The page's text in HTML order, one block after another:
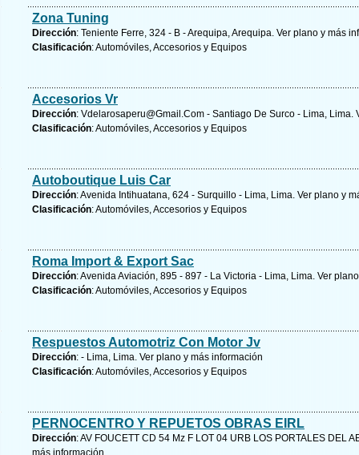
Zona Tuning
Dirección: Teniente Ferre, 324 - B - Arequipa, Arequipa. Ver plano y más
Clasificación: Automóviles, Accesorios y Equipos
Accesorios Vr
Dirección: Vdelarosaperu@Gmail.Com - Santiago De Surco - Lima, Lima.
Clasificación: Automóviles, Accesorios y Equipos
Autoboutique Luis Car
Dirección: Avenida Intihuatana, 624 - Surquillo - Lima, Lima. Ver plano y
Clasificación: Automóviles, Accesorios y Equipos
Roma Import & Export Sac
Dirección: Avenida Aviación, 895 - 897 - La Victoria - Lima, Lima. Ver
Clasificación: Automóviles, Accesorios y Equipos
Respuestos Automotriz Con Motor Jv
Dirección: - Lima, Lima. Ver plano y más información
Clasificación: Automóviles, Accesorios y Equipos
PERNOCENTRO Y REPUETOS OBRAS EIRL
Dirección: AV FOUCETT CD 54 Mz F LOT 04 URB LOS PORTALES DEL
más información